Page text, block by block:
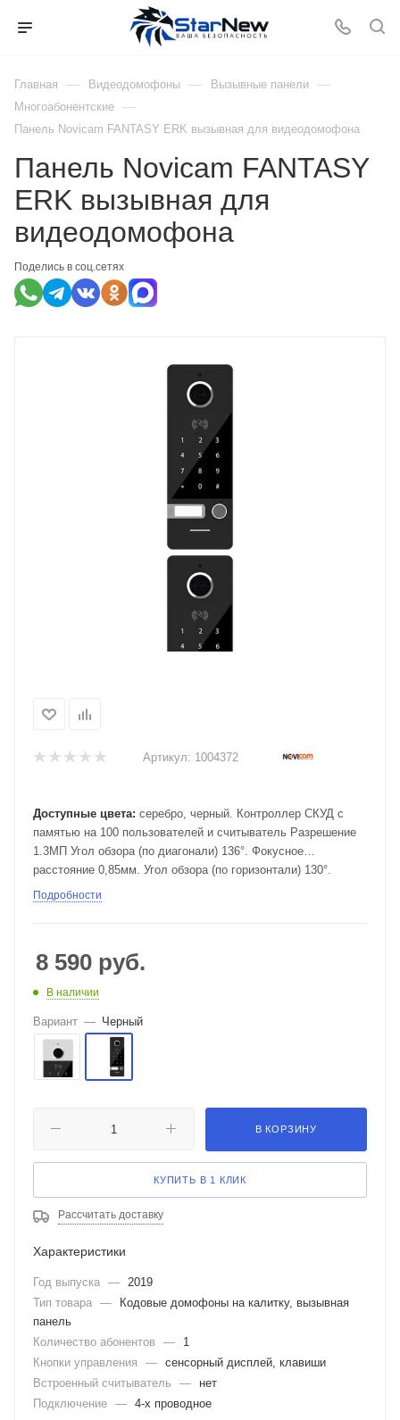
Главная — Видеодомофоны — Вызывные панели —
Многоабонентские —
Панель Novicam FANTASY ERK вызывная для видеодомофона
Поделись в соц.сетях
Панель Novicam FANTASY
ERK вызывная для
видеодомофона
Артикул: 1004372
Доступные цвета: серебро, черный. Контроллер СКУД с
памятью на 100 пользователей и считыватель Разрешение
1.3МП Угол обзора (по диагонали) 136°. Фокусное
расстояние 0,85мм. Угол обзора (по горизонтали) 130°.
Подробности
8 590 руб.
В наличии
Вариант — Черный
В КОРЗИНУ
КУПИТЬ В 1 КЛИК
Рассчитать доставку
Характеристики
Год выпуска —
2019
Тип товара —
Кодовые домофоны на калитку, вызывная
панель
Количество абонентов
—
1
Кнопки управления
— сенсорный дисплей, клавиши
Встроенный считыватель
—
нет
Подключение — 4-х проводное